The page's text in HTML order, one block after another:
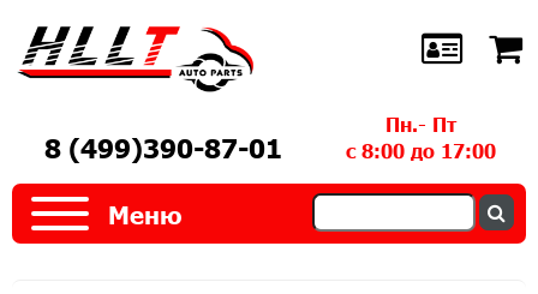
8 (499)390-87-01
Пн.- Пт
с 8:00 до 17:00
Меню